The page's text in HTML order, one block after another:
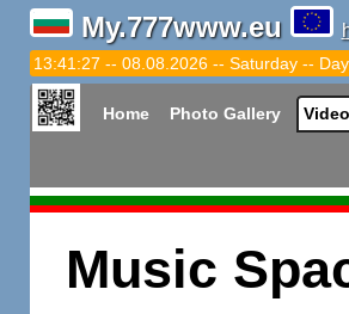
My.777www.eu
13:41:28 -- 08.08.2026 -- Saturday --
Home Photo Gallery Video
Music